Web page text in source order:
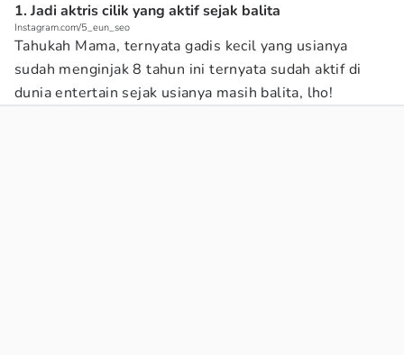
1. Jadi aktris cilik yang aktif sejak balita
Instagram.com/5_eun_seo
Tahukah Mama, ternyata gadis kecil yang usianya
sudah menginjak 8 tahun ini ternyata sudah aktif di
dunia entertain sejak usianya masih balita, lho!